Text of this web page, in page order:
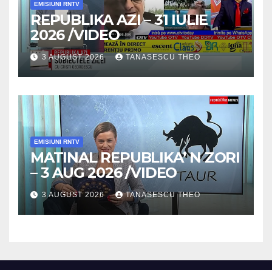
EMISIUNI RNTV
REPUBLIKA AZI – 31 IULIE
2026 /VIDEO
3 AUGUST 2026 TANASESCU THEO
EMISIUNI RNTV
MATINAL REPUBLIKA’ N ZORI
– 3 AUG 2026 /VIDEO
3 AUGUST 2026 TANASESCU THEO